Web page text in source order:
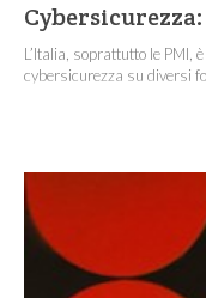
L’Italia, soprattutto le PMI,
cybersicurezza su diversi